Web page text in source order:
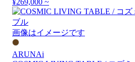
¥269,000 ~
画像はイメージです
ARUNAi